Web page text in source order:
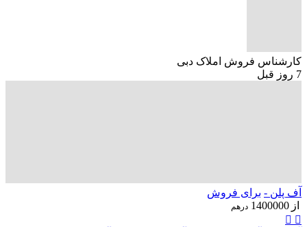
کارشناس فروش املاک دبی
7 روز قبل
آف پلن - برای فروش
از 1400000 درهم